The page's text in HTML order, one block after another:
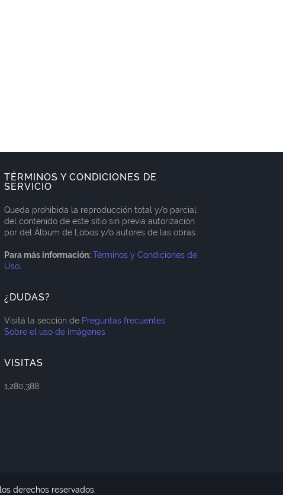
TÉRMINOS Y CONDICIONES DE
SERVICIO
Queda prohibida la reproducción total y/o parcial
del contenido de este sitio sin previa autorización
por del Álbum de Lobos y/o autores de las obras.
Para más información: Términos y Condiciones de
Uso.
¿DUDAS?
Visitá la sección de Preguntas frecuentes
Sobre el uso de imágenes
VISITAS
1,280,388
derechos reservados.